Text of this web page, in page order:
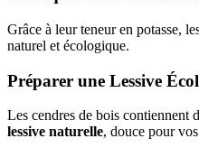
Grâce à leur teneur en potasse,
naturel et écologique.
Préparer une Lessive
Les cendres de bois contiennent
lessive naturelle, douce pour